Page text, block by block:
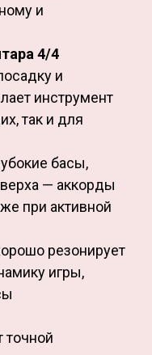
и
4/4
и
инструмент
так и для
басы,
— аккорды
при активной
резонирует
игры,
точной